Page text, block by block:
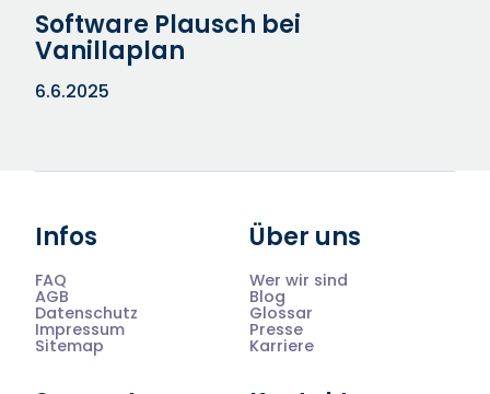
Software Plausch bei
Vanillaplan
6.6.2025
Infos
FAQ
AGB
Datenschutz
Impressum
Sitemap
Über uns
Wer wir sind
Blog
Glossar
Presse
Karriere